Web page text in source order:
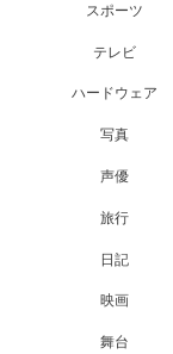
スポーツ
テレビ
ハードウェア
写真
声優
旅行
日記
映画
舞台